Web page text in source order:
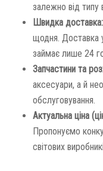
залежно від типу
Швидка доставка:
щодня. Доставка
займає лише 24
Запчастини та
аксесуари, а й
обслуговування.
Актуальна ціна
Пропонуємо
світових